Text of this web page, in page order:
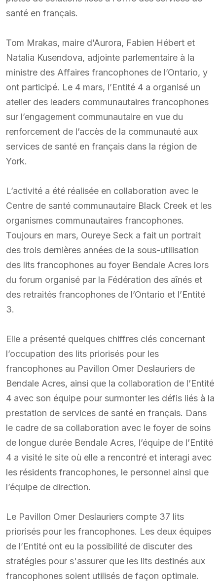
santé en français.
Tom Mrakas, maire d’Aurora, Fabien Hébert et
Natalia Kusendova, adjointe parlementaire à la
ministre des Affaires francophones de l’Ontario, y
ont participé. Le 4 mars, l’Entité 4 a organisé un
atelier des leaders communautaires francophones
sur l’engagement communautaire en vue du
renforcement de l’accès de la communauté aux
services de santé en français dans la région de
York.
L’activité a été réalisée en collaboration avec le
Centre de santé communautaire Black Creek et les
organismes communautaires francophones.
Toujours en mars, Oureye Seck a fait un portrait
des trois dernières années de la sous-utilisation
des lits francophones au foyer Bendale Acres lors
du forum organisé par la Fédération des aînés et
des retraités francophones de l’Ontario et l’Entité
3.
Elle a présenté quelques chiffres clés concernant
l’occupation des lits priorisés pour les
francophones au Pavillon Omer Deslauriers de
Bendale Acres, ainsi que la collaboration de l’Entité
4 avec son équipe pour surmonter les défis liés à la
prestation de services de santé en français. Dans
le cadre de sa collaboration avec le foyer de soins
de longue durée Bendale Acres, l’équipe de l’Entité
4 a visité le site où elle a rencontré et interagi avec
les résidents francophones, le personnel ainsi que
l’équipe de direction.
Le Pavillon Omer Deslauriers compte 37 lits
priorisés pour les francophones. Les deux équipes
de l’Entité ont eu la possibilité de discuter des
stratégies pour s'assurer que les lits destinés aux
francophones soient utilisés de façon optimale.